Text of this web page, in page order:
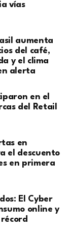
vías
aumenta
del café,
y el clima
alerta
en el
del Retail
en
el descuento
en primera
El Cyber
online y